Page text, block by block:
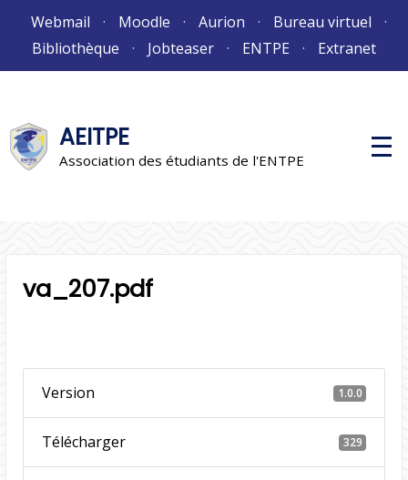
Webmail Moodle Aurion
Bureau virtuel
Bibliothèque
Jobteaser ENTPE Extranet
AEITPE
Association des étudiants de l'ENTPE
M
e
va_207.pdf
Version 1.0.0
Télécharger 329